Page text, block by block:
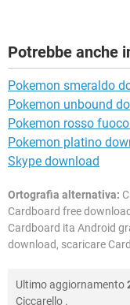
Potrebbe anche
Pokemon smeraldo
Pokemon unbound
Pokemon rosso
Pokemon platino
Skype download
Ortografia alternativa:
Cardboard free
Cardboard ita Android
download, scaricare
Ultimo aggiornamento
Ciccarello .